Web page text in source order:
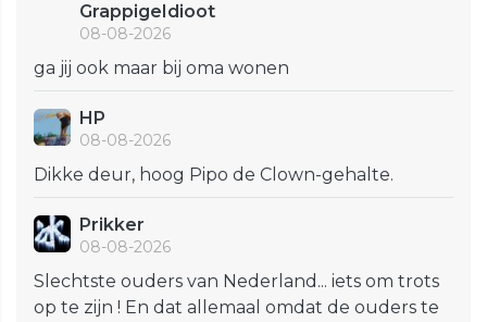
GrappigeIdioot
08-08-2026
ga jij ook maar bij oma wonen
HP
08-08-2026
Dikke deur, hoog Pipo de Clown-gehalte.
Prikker
08-08-2026
Slechtste ouders van Nederland... iets om trots
op te zijn ! En dat allemaal omdat de ouders te